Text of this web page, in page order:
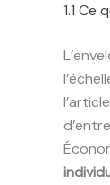
1.1 Ce